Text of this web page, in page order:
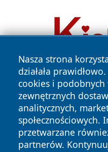
Nasza strona
działała
cookies i
zewnętrznych
analitycznych,
społecznościowych.
przetwarzane
partnerów.
Copyright © 2026
zastrzeżone.